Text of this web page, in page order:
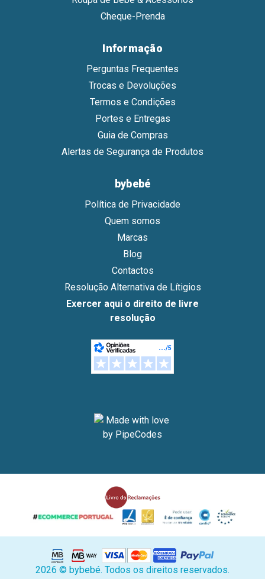
Cheque-Prenda
Informação
Perguntas Frequentes
Trocas e Devoluções
Termos e Condições
Portes e Entregas
Guia de Compras
Alertas de Segurança de Produtos
bybebé
Política de Privacidade
Quem somos
Marcas
Blog
Contactos
Resolução Alternativa de Lítigios
Exercer aqui o direito de livre
resolução
2026 © bybebé. Todos os direitos reservados.